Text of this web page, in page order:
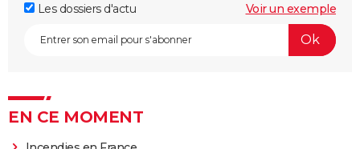
Les dossiers d'actu
Voir un exemple
EN CE MOMENT